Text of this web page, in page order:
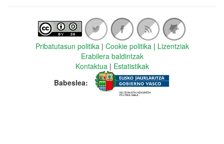
Pribatutasun politika | Cookie politika | Lizentziak
Erabilera baldintzak
Kontaktua | Estatistikak
Babeslea: